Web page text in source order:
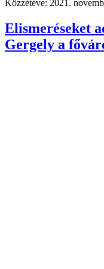
Közzétéve: 2021.
Elismeréseket
Gergely a